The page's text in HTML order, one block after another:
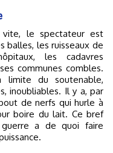
le spectateur est
balles, les ruisseaux de
les cadavres
communes combles.
limite du soutenable,
inoubliables. Il y a, par
de nerfs qui hurle à
boire du lait. Ce bref
a de quoi faire